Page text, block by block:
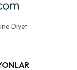
Diyet